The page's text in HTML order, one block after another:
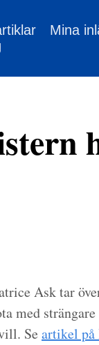
Mina
Ask tar
med
Se artikel